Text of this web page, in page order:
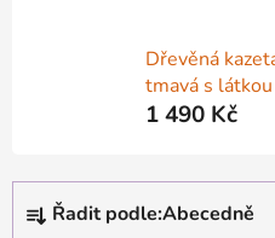
Dřevěná
tmavá s látkou
1 490 Kč
Řadit podle:Abecedně